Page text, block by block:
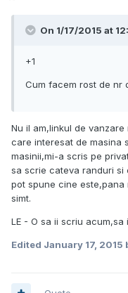
On 1/17/2015 at
+1
Cum facem rost de nr
Nu il am,linkul de
care interesat de masina
masinii,mi-a scris pe
sa scrie cateva randuri si
pot spune cine
simt.
LE - O sa ii scriu
Edited January 17, 2015